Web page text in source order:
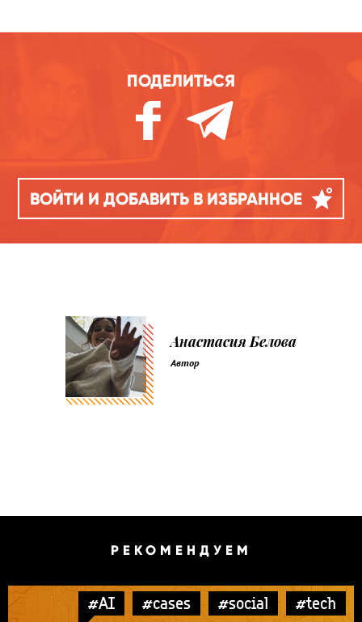
ПОДЕЛИТЬСЯ
ВОЙТИ И ДОБАВИТЬ В ИЗБРАННОЕ
Анастасия Белова
Автор
РЕКОМЕНДУЕМ
#AI #cases #social #tech